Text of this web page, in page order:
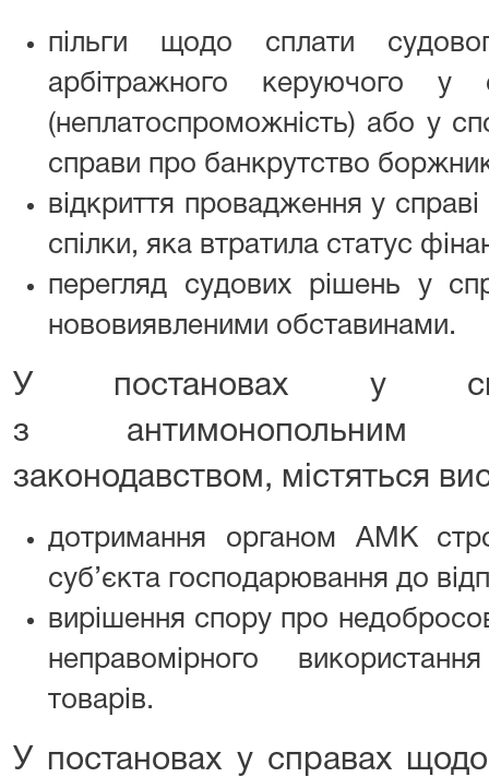
пільги щодо сплати
арбітражного керуючого у
(неплатоспроможність) або у
справи про банкрутство
відкриття провадження у
спілки, яка втратила статус
перегляд судових рішень у
нововиявленими обставинами.
У постановах у
з антимонопольним
законодавством, містяться
дотримання органом АМК
суб’єкта господарювання до
вирішення спору про
неправомірного
товарів.
У постановах у справах